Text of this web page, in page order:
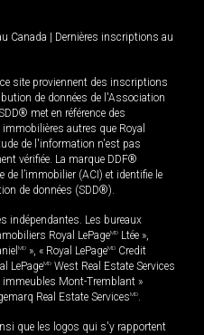
Canada
Dernières inscriptions au
site proviennent des inscriptions
de données de l'Association
met en référence des
autres que Royal
de l'information n'est pas
vérifiée. La marque DDF®
l’immobilier (ACI) et identifie le
de données (SDD®).
indépendantes. Les bureaux
Royal LePageMD Ltée »,
MD », « Royal LePageMD Credit
LePageMD West Real Estate Services
immeubles Mont-Tremblant »
Real Estate ServicesMD.
que les logos qui s'y rapportent